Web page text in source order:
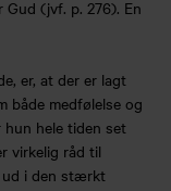
(jvf. p. 276). En
er, at der er lagt
både medfølelse og
hele tiden set
virkelig råd til
ud i den stærkt